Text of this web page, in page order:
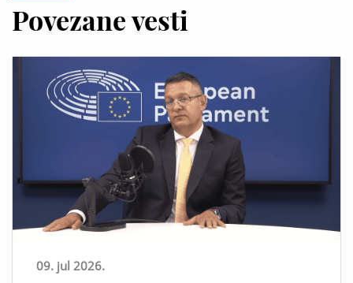
Povezane vesti
09. jul 2026.